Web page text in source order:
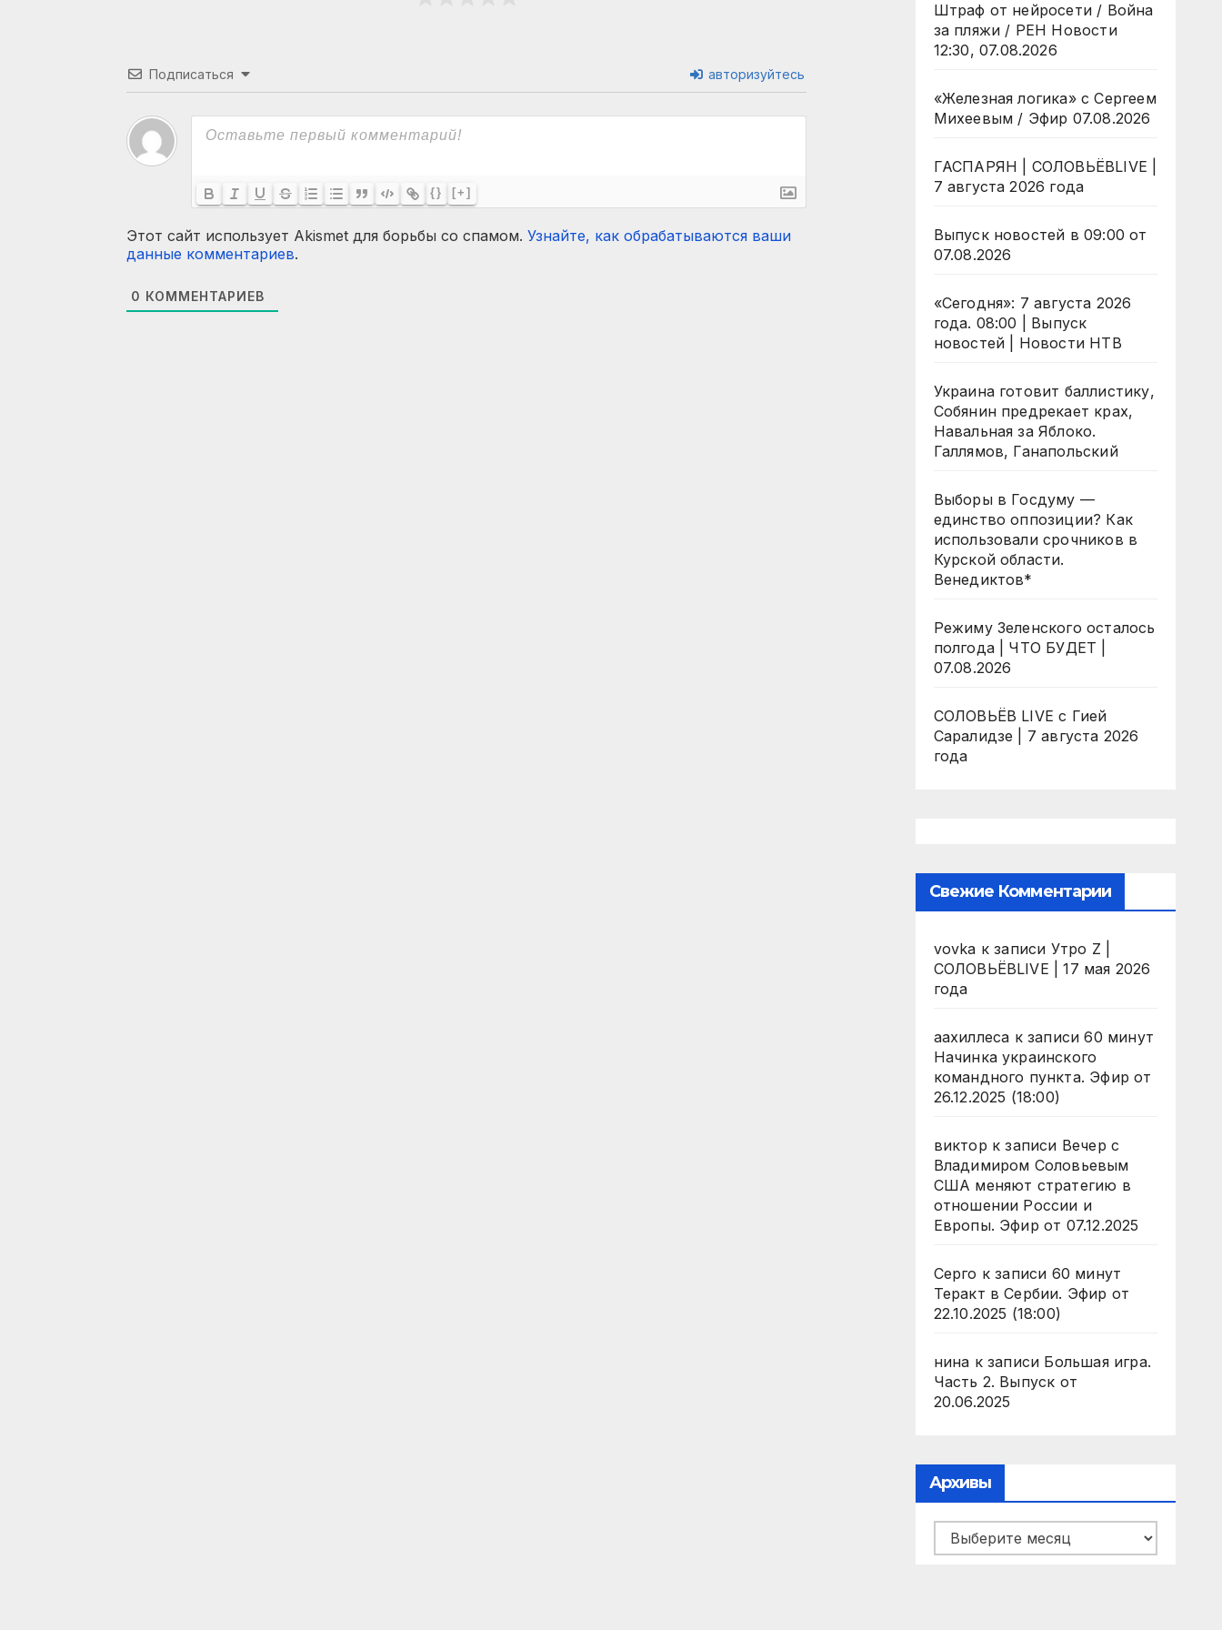
Подписаться авторизуйтесь
{} [+]
Этот сайт использует Akismet для борьбы со спамом. Узнайте, как обрабатываются ваши
данные комментариев.
0 КОММЕНТАРИЕВ
Штраф от нейросети / Война
за пляжи / РЕН Новости
12:30, 07.08.2026
«Железная логика» с Сергеем
Михеевым / Эфир 07.08.2026
ГАСПАРЯН | СОЛОВЬЁВLIVE |
7 августа 2026 года
Выпуск новостей в 09:00 от
07.08.2026
«Сегодня»: 7 августа 2026
года. 08:00 | Выпуск
новостей | Новости НТВ
Украина готовит баллистику,
Собянин предрекает крах,
Навальная за Яблоко.
Галлямов, Ганапольский
Выборы в Госдуму —
единство оппозиции? Как
использовали срочников в
Курской области.
Венедиктов*
Режиму Зеленского осталось
полгода | ЧТО БУДЕТ |
07.08.2026
СОЛОВЬЁВ LIVE с Гией
Саралидзе | 7 августа 2026
года
Свежие Комментарии
vovka к записи Утро Z |
СОЛОВЬЁВLIVE | 17 мая 2026
года
аахиллеса к записи60 минут
Начинка украинского
командного пункта. Эфир от
26.12.2025 (18:00)
виктор к записи Вечер с
Владимиром Соловьевым
США меняют стратегию в
отношении России и
Европы. Эфир от 07.12.2025
Серго к записи 60 минут
Теракт в Сербии. Эфир от
22.10.2025 (18:00)
нина к записи Большая игра.
Часть 2. Выпуск от
20.06.2025
Архивы
Архивы